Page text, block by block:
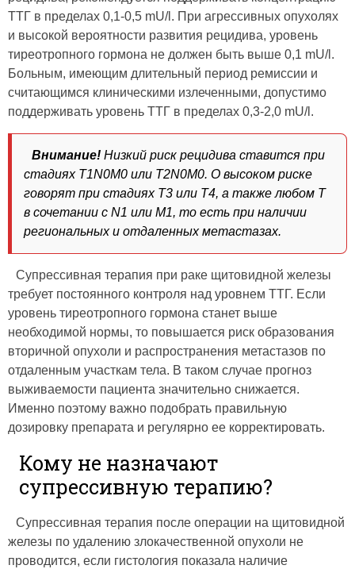
ТТГ в пределах 0,1-0,5 mU/l. При агрессивных опухолях
и высокой вероятности развития рецидива, уровень
тиреотропного гормона не должен быть выше 0,1 mU/l.
Больным, имеющим длительный период ремиссии и
считающимся клиническими излеченными, допустимо
поддерживать уровень ТТГ в пределах 0,3-2,0 mU/l.
Внимание! Низкий риск рецидива ставится при
стадиях T1N0M0 или T2N0M0. О высоком риске
говорят при стадиях T3 или T4, а также любом Т
в сочетании с N1 или M1, то есть при наличии
региональных и отдаленных метастазах.
Супрессивная терапия при раке щитовидной железы
требует постоянного контроля над уровнем ТТГ. Если
уровень тиреотропного гормона станет выше
необходимой нормы, то повышается риск образования
вторичной опухоли и распространения метастазов по
отдаленным участкам тела. В таком случае прогноз
выживаемости пациента значительно снижается.
Именно поэтому важно подобрать правильную
дозировку препарата и регулярно ее корректировать.
Кому не назначают
супрессивную терапию?
Супрессивная терапия после операции на щитовидной
железы по удалению злокачественной опухоли не
проводится, если гистология показала наличие